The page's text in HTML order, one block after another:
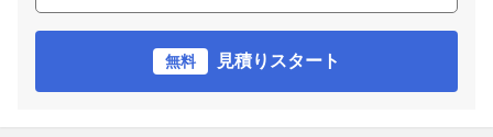
無料 見積りスタート